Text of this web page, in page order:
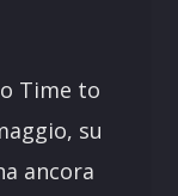
Time to
su
ancora